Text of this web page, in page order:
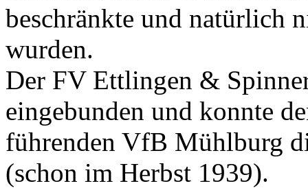
beschränkte und natürlich
wurden.
Der FV Ettlingen &
eingebunden und konnte
führenden VfB Mühlburg
(schon im Herbst 1939).